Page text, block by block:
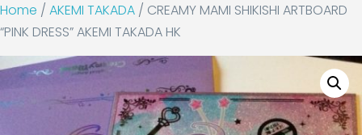
Home / AKEMI TAKADA / CREAMY MAMI SHIKISHI ARTBOARD
“PINK DRESS” AKEMI TAKADA HK